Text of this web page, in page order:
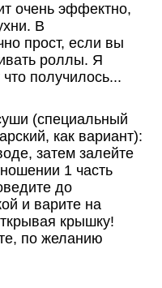
очень эффектно,
В
прост, если вы
роллы. Я
получилось...
(специальный
как вариант):
затем залейте
1 часть
до
и варите на
крышку!
по желанию